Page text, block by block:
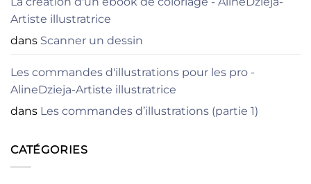
Artiste illustratrice
dans Scanner un dessin
Les commandes d'illustrations pour les pro -
AlineDzieja-Artiste illustratrice
dans Les commandes d’illustrations (partie 1)
CATÉGORIES